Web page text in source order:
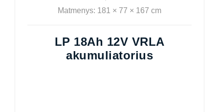
Matmenys: 181 × 77 × 167 cm
LP 18Ah 12V VRLA
akumuliatorius